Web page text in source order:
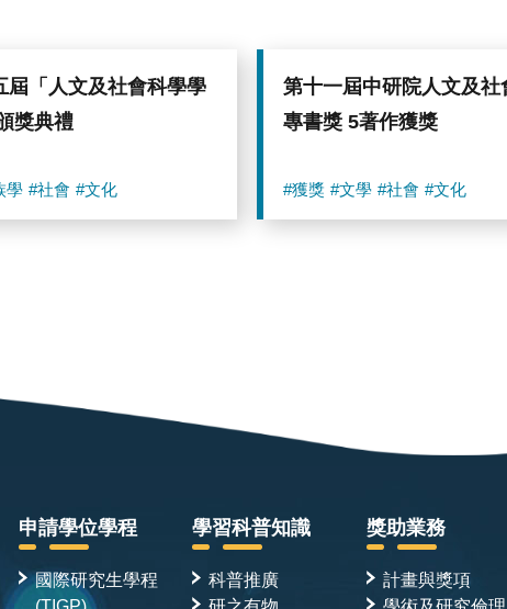
屆「人文及社會科學學
獎典禮
學 #社會 #文化
第十一屆中研院人文及社
專書獎 5著作獲獎
#獲獎 #文學 #社會 #文化
申請學位學程
國際研究生學程
學習科普知識
科普推廣
獎助業務
計畫與獎項